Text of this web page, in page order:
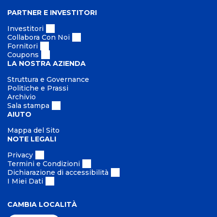
PARTNER E INVESTITORI
Investitori
Collabora Con Noi
Fornitori
Coupons
LA NOSTRA AZIENDA
Struttura e Governance
Politiche e Prassi
Archivio
Sala stampa
AIUTO
Mappa del Sito
NOTE LEGALI
Privacy
Termini e Condizioni
Dichiarazione di accessibilità
I Miei Dati
CAMBIA LOCALITÀ